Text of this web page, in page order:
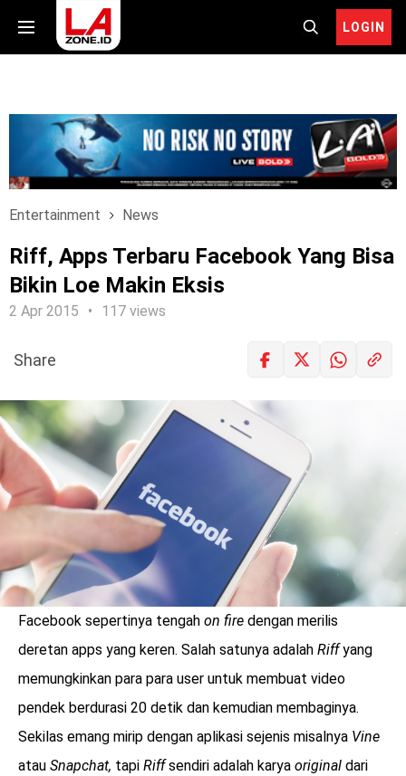
LOGIN
Entertainment News
Riff, Apps Terbaru Facebook Yang Bisa
Bikin Loe Makin Eksis
2 Apr 2015 117 views
benefit
menarik
LOGIN
Share
Facebook sepertinya tengah on fire dengan merilis
deretan apps yang keren. Salah satunya adalah Riffyang
memungkinkan para para user untuk membuat video
pendek berdurasi 20 detik dan kemudian membaginya.
Sekilas emang mirip dengan aplikasi sejenis misalnya Vine
atau Snapchat, tapi Riffsendiri adalah karya original dari